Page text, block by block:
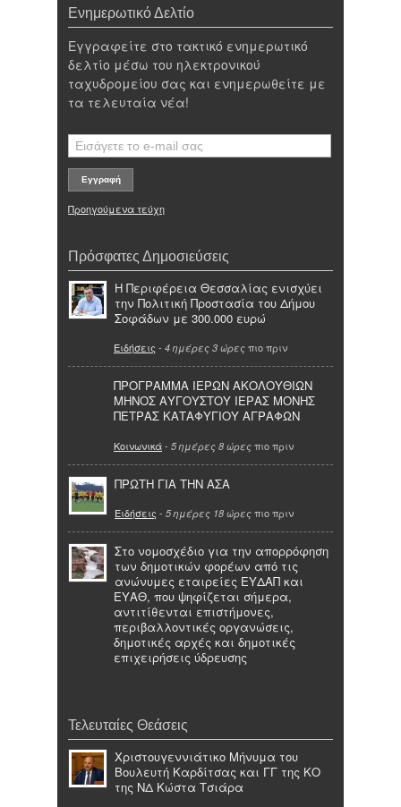
Ενημερωτικό Δελτίο
Εγγραφείτε στο τακτικό ενημερωτικό
δελτίο μέσω του ηλεκτρονικού
ταχυδρομείου σας και ενημερωθείτε με
τα τελευταία νέα!
Προηγούμενα τεύχη
Πρόσφατες Δημοσιεύσεις
Η Περιφέρεια Θεσσαλίας ενισχύει
την Πολιτική Προστασία του Δήμου
Σοφάδων με 300.000 ευρώ
Ειδήσεις - 4 ημέρες 3 ώρες πιο πριν
ΠΡΟΓΡΑΜΜΑ ΙΕΡΩΝ ΑΚΟΛΟΥΘΙΩΝ
ΜΗΝΟΣ ΑΥΓΟΥΣΤΟΥ ΙΕΡΑΣ ΜΟΝΗΣ
ΠΕΤΡΑΣ ΚΑΤΑΦΥΓΙΟΥ ΑΓΡΑΦΩΝ
Κοινωνικά- 5 ημέρες 8 ώρες πιο πριν
ΠΡΩΤΗ ΓΙΑ ΤΗΝ ΑΣΑ
Ειδήσεις - 5 ημέρες 18 ώρες πιο πριν
Στο νομοσχέδιο για την απορρόφηση
των δημοτικών φορέων από τις
ανώνυμες εταιρείες ΕΥΔΑΠ και
ΕΥΑΘ, που ψηφίζεται σήμερα,
αντιτίθενται επιστήμονες,
περιβαλλοντικές οργανώσεις,
δημοτικές αρχές και δημοτικές
επιχειρήσεις ύδρευσης
Τελευταίες Θεάσεις
Χριστουγεννιάτικο Μήνυμα του
Βουλευτή Καρδίτσας και ΓΓ της ΚΟ
της ΝΔ Κώστα Τσιάρα